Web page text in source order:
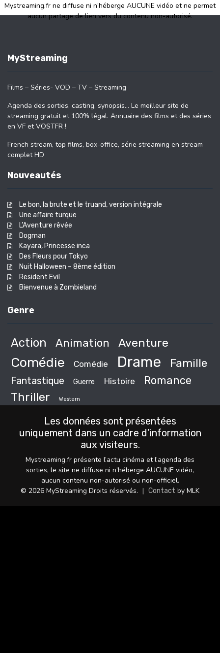
Mystreaming.fr ne diffuse ni n’héberge AUCUNE vidéo et ne permet
aucun partage de lien vers du contenu non-autorisé.
MyStreaming
Films – Séries- VOD – TV – Streaming
Agenda des sorties, casting, synopsis… Le meilleur site de
streaming gratuit et 100% légal. Annuaire des films et des séries
en VF et VOSTFR !
French stream, top films, box-office, série streaming en stream
complet HD
Nouveautés
Le bon, la brute et le truand, version intégrale
Une affaire turque
L’Aventure rêvée
Dogman
Kayara, Princesse inca
Des Fleurs pour Tokyo
Nuit Halloween – 8ème édition
Resident Evil
Bienvenue à Zombieland
Genre
Action Animation Aventure
Comédie Comédie Drame Famille
Fantastique Guerre Histoire Romance
Thriller Western
Les données sont présentées
uniquement dans un cadre d’information
aux visiteurs.
Mystreaming.fr présente l’actu cinéma et l’agenda des
sorties, le site ne diffuse ni n’héberge AUCUNE vidéo,
aucun contenu non-autorisé ou non-officiel.
© 2026 MyStreaming Droits réservés. | Contact by MLK